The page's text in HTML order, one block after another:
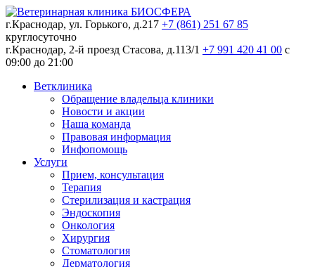
г.Краснодар, ул. Горького, д.217 +7 (861) 251 67 85
круглосуточно
г.Краснодар, 2-й проезд Стасова, д.113/1 +7 991 420 41 00 c
09:00 до 21:00
Ветклиника
Обращение владельца клиники
Новости и акции
Наша команда
Правовая информация
Инфопомощь
Услуги
Прием, консультация
Терапия
Стерилизация и кастрация
Эндоскопия
Онкология
Хирургия
Стоматология
Дерматология